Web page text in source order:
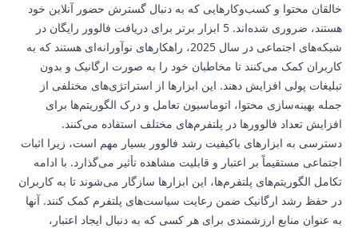
خالقان محتوا و کسب‌وکارهایی که به دنبال گسترش حضور آنلاین خود
هستند، ضروری شده‌اند. 5 ابزار برتر برای دریافت فالوور رایگان در
شبکه‌های اجتماعی در سال 2025، راهکارهای نوآورانه‌ای هستند که به
کاربران کمک می‌کنند تا مخاطبان خود را به صورت ارگانیک و بدون
تبلیغات پولی افزایش دهند. این ابزارها از استراتژی‌های مختلفی از
جمله بهینه‌سازی محتوا، اتوماسیون تعامل و درک الگوریتم‌ها برای
افزایش تعداد فالوورها در پلتفرم‌های مختلف استفاده می‌کنند.
دسترسی به ابزارهای باکیفیت رشد فالوور بسیار مهم است، زیرا اثبات
اجتماعی مستقیماً بر اعتبار و قابلیت مشاهده تأثیر می‌گذارد. با ادامه
تکامل الگوریتم‌های پلتفرم‌ها، این ابزارها سازگار می‌شوند تا به کاربران
در حفظ رشد ارگانیک ضمن رعایت سیاست‌های پلتفرم کمک کنند. آنها
به عنوان منابع ارزشمندی برای هر کسی که به دنبال ایجاد اعتبار،